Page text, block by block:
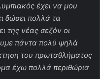
έχει να μου
δώσει πολλά τα
της νέας σεζόν οι
πάντα πολύ ψηλά
του πρωταθλήματος
έχω πολλά περιθώρια